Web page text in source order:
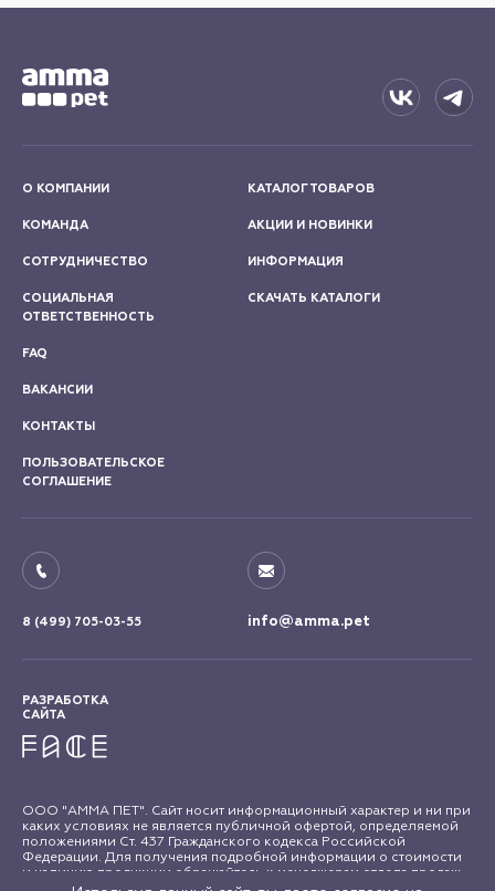
О КОМПАНИИ
КОМАНДА
СОТРУДНИЧЕСТВО
СОЦИАЛЬНАЯ
ОТВЕТСТВЕННОСТЬ
КАТАЛОГ ТОВАРОВ
АКЦИИ И НОВИНКИ
ИНФОРМАЦИЯ
СКАЧАТЬ КАТАЛОГИ
FAQ
ВАКАНСИИ
КОНТАКТЫ
ПОЛЬЗОВАТЕЛЬСКОЕ
СОГЛАШЕНИЕ
8 (499) 705-03-55 info@amma.pet
РАЗРАБОТКА
САЙТА
ООО "АММА ПЕТ". Сайт носит информационный характер и ни при
каких условиях не является публичной офертой, определяемой
положениями Ст. 437 Гражданского кодекса Российской
Федерации. Для получения подробной информации о стоимости
и наличию продукции обращайтесь к менеджерам отдела продаж